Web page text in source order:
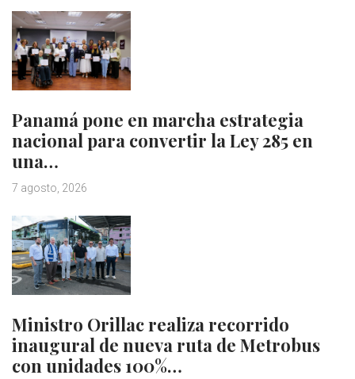
Panamá pone en marcha estrategia
nacional para convertir la Ley 285 en
una…
7 agosto, 2026
Ministro Orillac realiza recorrido
inaugural de nueva ruta de Metrobus
con unidades 100%…